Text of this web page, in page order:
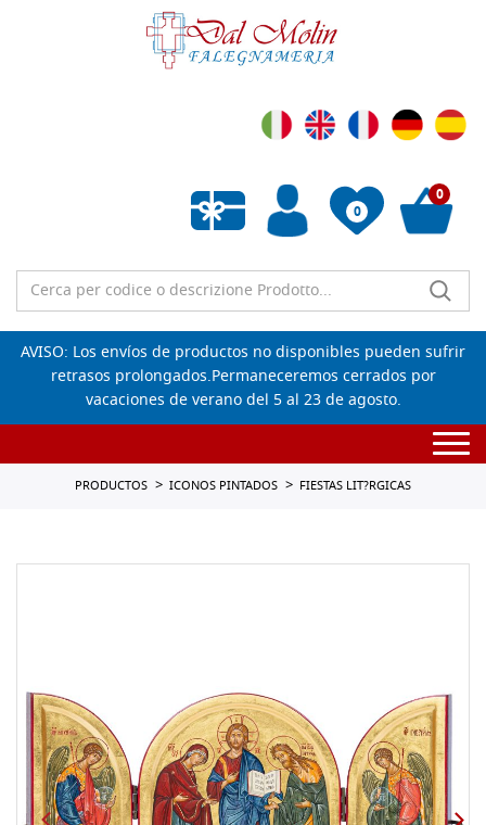
0
Lista de deseos vacía
0
AVISO: Los envíos de productos no disponibles pueden sufrir
retrasos prolongados.Permaneceremos cerrados por
vacaciones de verano del 5 al 23 de agosto.
PRODUCTOS ICONOS PINTADOS FIESTAS LIT?RGICAS